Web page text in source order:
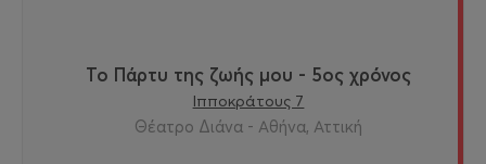
Το Πάρτυ της ζωής μου - 5ος χρόνος
Ιπποκράτους 7
Θέατρο Διάνα - Αθήνα, Αττική